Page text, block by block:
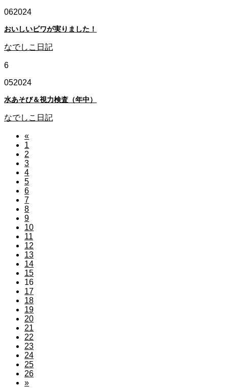
062024
おいしいビワが実りました！
なでしこ日記
6
052024
水あそび＆視力検査（年中）
なでしこ日記
«
1
2
3
4
5
6
7
8
9
10
11
12
13
14
15
16
17
18
19
20
21
22
23
24
25
26
»